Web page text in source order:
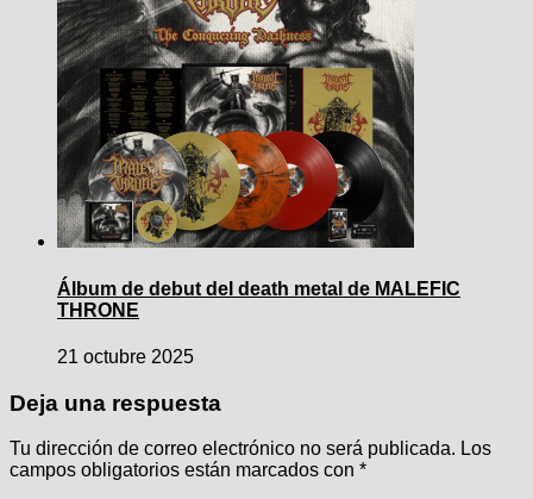
Álbum de debut del death metal de MALEFIC
THRONE
21 octubre 2025
Deja una respuesta
Tu dirección de correo electrónico no será publicada. Los
campos obligatorios están marcados con *